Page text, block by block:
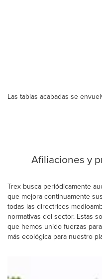
Las tablas acabadas se
Afiliaciones y
Trex busca periódicamente
que mejora continuamente
todas las directrices
normativas del sector. Estas
que hemos unido fuerzas
más ecológica para nuestro